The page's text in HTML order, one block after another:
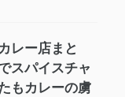
レー店まと
スパイスチャ
もカレーの虜